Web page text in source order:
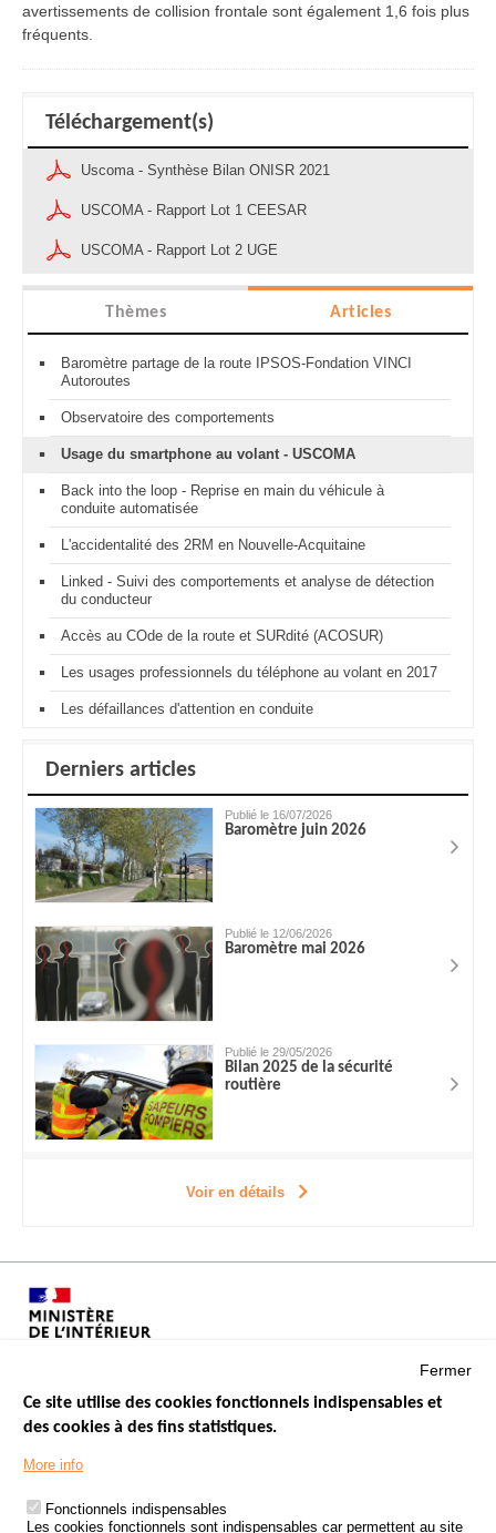
avertissements de collision frontale sont également 1,6 fois plus
fréquents.
Téléchargement(s)
Uscoma - Synthèse Bilan ONISR 2021
USCOMA - Rapport Lot 1 CEESAR
USCOMA - Rapport Lot 2 UGE
Thèmes Articles
Baromètre partage de la route IPSOS-Fondation VINCI
Autoroutes
Observatoire des comportements
Usage du smartphone au volant - USCOMA
Back into the loop - Reprise en main du véhicule à
conduite automatisée
L'accidentalité des 2RM en Nouvelle-Acquitaine
Linked - Suivi des comportements et analyse de détection
du conducteur
Accès au COde de la route et SURdité (ACOSUR)
Les usages professionnels du téléphone au volant en 2017
Les défaillances d'attention en conduite
Derniers articles
Publié le 16/07/2026
Baromètre juin 2026
Publié le 12/06/2026
Baromètre mai 2026
Publié le 29/05/2026
Bilan 2025 de la sécurité
routière
Voir en détails
Menu
Footer
LES SITES PUBLICS
ÉTAT DE L’INSÉCURITÉ ROUTIÈRE
Fermer
Ce site utilise des cookies fonctionnels indispensables et
des cookies à des fins statistiques.
More info
Fonctionnels indispensables
Les cookies fonctionnels sont indispensables car permettent au site